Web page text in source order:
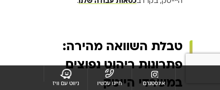
טבלת השוואה מהירה:
פתרונות ריהוט נפוצים
במשרדי הייטק
ניווט עם וויז חייגו עכשיו אינסטגרם